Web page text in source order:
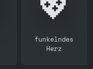
funkelndes
Herz